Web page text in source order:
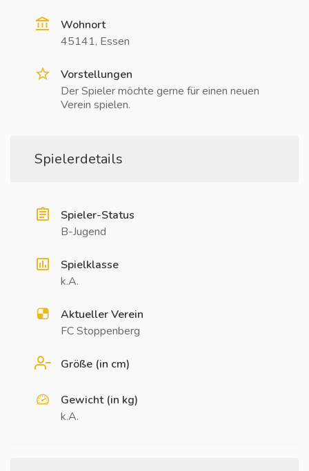
Wohnort
45141, Essen
Vorstellungen
Der Spieler möchte gerne für einen neuen
Verein spielen.
Spielerdetails
Spieler-Status
B-Jugend
Spielklasse
k.A.
Aktueller Verein
FC Stoppenberg
Größe (in cm)
Gewicht (in kg)
k.A.